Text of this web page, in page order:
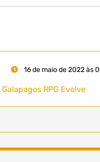
16 de maio de 2022 às
Galapagos RPG Evolve